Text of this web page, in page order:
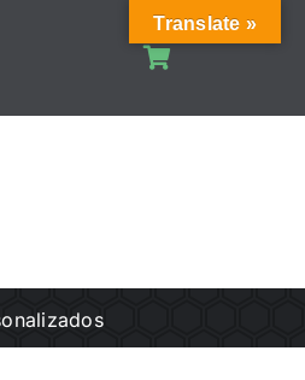
Translate »